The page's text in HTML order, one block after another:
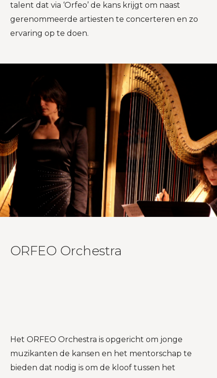
talent dat via ‘Orfeo’ de kans krijgt om naast
gerenommeerde artiesten te concerteren en zo
ervaring op te doen.
ORFEO Orchestra
Het ORFEO Orchestra is opgericht om jonge
muzikanten de kansen en het mentorschap te
bieden dat nodig is om de kloof tussen het